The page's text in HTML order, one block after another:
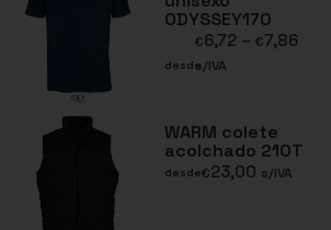
ODYSSEY170
desde
€6,72 – €7,86
s/IVA
WARM colete
acolchado 210T
desde€23,00 s/IVA